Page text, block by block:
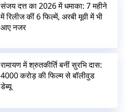
संजय दत्त का 2026 में धमाका: 7 महीने
में रिलीज कीं 6 फिल्में, अरबी मूवी में भी
आए नजर
रामायण में श्रुतकीर्ति बनीं सुरभि दास:
4000 करोड़ की फिल्म से बॉलीवुड
डेब्यू